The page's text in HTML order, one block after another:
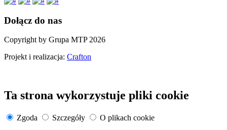
Dołącz do nas
Copyright by Grupa MTP 2026
Projekt i realizacja: Crafton
Ta strona wykorzystuje pliki cookie
Zgoda Szczegóły
O plikach cookie